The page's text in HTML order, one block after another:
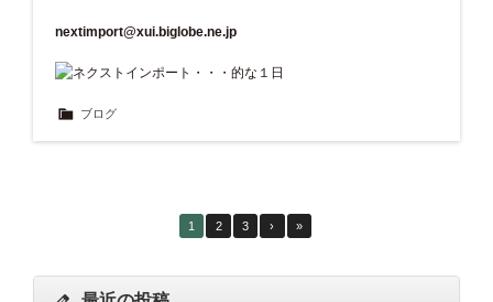
nextimport@xui.biglobe.ne.jp
ブログ
1 2 3 › »